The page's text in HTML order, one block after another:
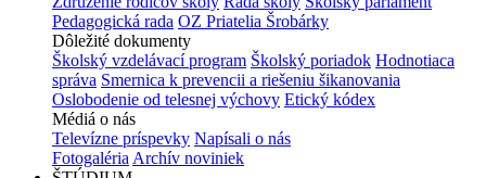
Pedagogická rada OZ Priatelia Šrobárky
Dôležité dokumenty
Školský vzdelávací program Školský poriadok Hodnotiaca
správa Smernica k prevencii a riešeniu šikanovania
Oslobodenie od telesnej výchovy Etický kódex
Médiá o nás
Televízne príspevky Napísali o nás
Fotogaléria Archív noviniek